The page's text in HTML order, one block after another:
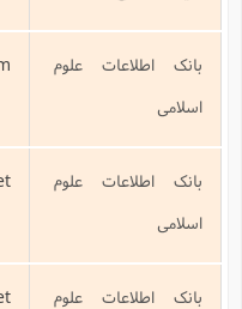
http://
http://
http://